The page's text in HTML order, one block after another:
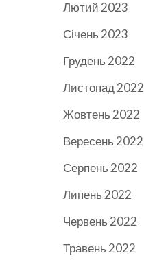
Лютий 2023
Січень 2023
Грудень 2022
Листопад 2022
Жовтень 2022
Вересень 2022
Серпень 2022
Липень 2022
Червень 2022
Травень 2022